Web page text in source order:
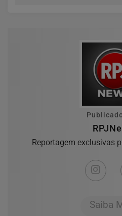
Reportagem exclusivas
Saiba